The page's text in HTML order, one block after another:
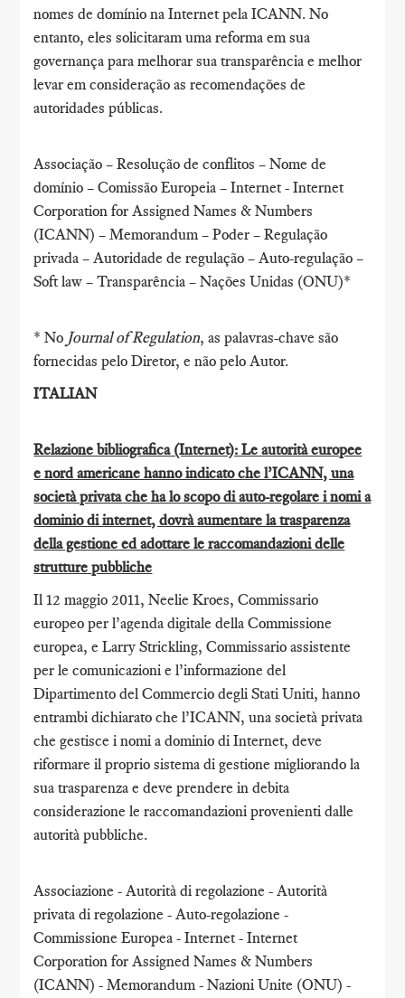
nomes de domínio na Internet pela ICANN. No
entanto, eles solicitaram uma reforma em sua
governança para melhorar sua transparência e melhor
levar em consideração as recomendações de
autoridades públicas.
Associação – Resolução de conflitos – Nome de
domínio – Comissão Europeia – Internet - Internet
Corporation for Assigned Names & Numbers
(ICANN) – Memorandum – Poder – Regulação
privada – Autoridade de regulação – Auto-regulação –
Soft law – Transparência – Nações Unidas (ONU)*
* No Journal of Regulation, as palavras-chave são
fornecidas pelo Diretor, e não pelo Autor.
ITALIAN
Relazione bibliografica (Internet): Le autorità europee
e nord americane hanno indicato che l’ICANN, una
società privata che ha lo scopo di auto-regolare i nomi a
dominio di internet, dovrà aumentare la trasparenza
della gestione ed adottare le raccomandazioni delle
strutture pubbliche
Il 12 maggio 2011, Neelie Kroes, Commissario
europeo per l’agenda digitale della Commissione
europea, e Larry Strickling, Commissario assistente
per le comunicazioni e l’informazione del
Dipartimento del Commercio degli Stati Uniti, hanno
entrambi dichiarato che l’ICANN, una società privata
che gestisce i nomi a dominio di Internet, deve
riformare il proprio sistema di gestione migliorando la
sua trasparenza e deve prendere in debita
considerazione le raccomandazioni provenienti dalle
autorità pubbliche.
Associazione - Autorità di regolazione - Autorità
privata di regolazione - Auto-regolazione -
Commissione Europea - Internet - Internet
Corporation for Assigned Names & Numbers
(ICANN) - Memorandum - Nazioni Unite (ONU) -